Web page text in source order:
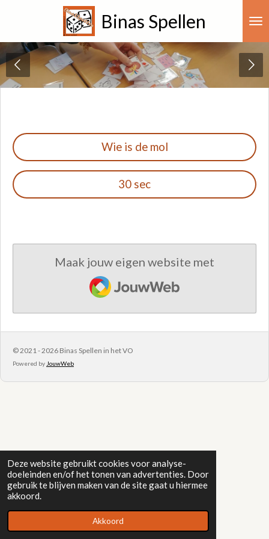
Deze website gebruikt cookies voor analyse-
doeleinden en/of het tonen van advertenties. Door
gebruik te blijven maken van de site gaat u hiermee
akkoord.
Akkoord
naar
de
hoofdinhoud
Binas Spellen
Wie is de mol
30 sec
Maak jouw eigen website met
JouwWeb
© 2021 - 2026 Binas Spellen in het VO
Powered by JouwWeb